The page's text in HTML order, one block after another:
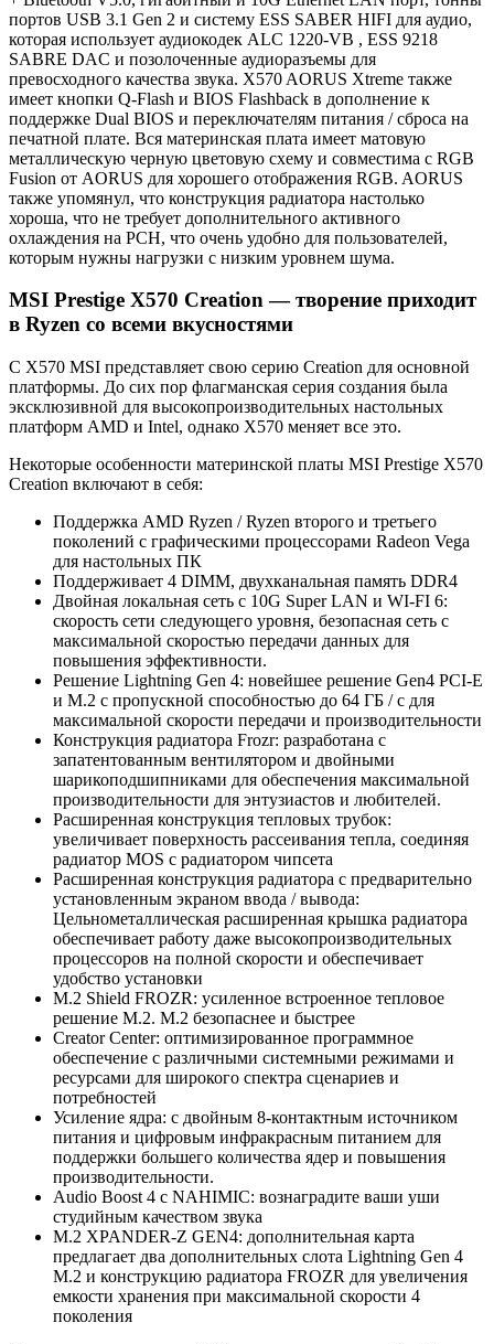
портов USB 3.1 Gen 2 и систему ESS SABER HIFI для аудио,
которая использует аудиокодек ALC 1220-VB , ESS 9218
SABRE DAC и позолоченные аудиоразъемы для
превосходного качества звука. X570 AORUS Xtreme также
имеет кнопки Q-Flash и BIOS Flashback в дополнение к
поддержке Dual BIOS и переключателям питания / сброса на
печатной плате. Вся материнская плата имеет матовую
металлическую черную цветовую схему и совместима с RGB
Fusion от AORUS для хорошего отображения RGB. AORUS
также упомянул, что конструкция радиатора настолько
хороша, что не требует дополнительного активного
охлаждения на PCH, что очень удобно для пользователей,
которым нужны нагрузки с низким уровнем шума.
MSI Prestige X570 Creation — творение приходит
в Ryzen со всеми вкусностями
С X570 MSI представляет свою серию Creation для основной
платформы. До сих пор флагманская серия создания была
эксклюзивной для высокопроизводительных настольных
платформ AMD и Intel, однако X570 меняет все это.
Некоторые особенности материнской платы MSI Prestige X570
Creation включают в себя:
Поддержка AMD Ryzen / Ryzen второго и третьего
поколений с графическими процессорами Radeon Vega
для настольных ПК
Поддерживает 4 DIMM, двухканальная память DDR4
Двойная локальная сеть с 10G Super LAN и WI-FI 6:
скорость сети следующего уровня, безопасная сеть с
максимальной скоростью передачи данных для
повышения эффективности.
Решение Lightning Gen 4: новейшее решение Gen4 PCI-E
и M.2 с пропускной способностью до 64 ГБ / с для
максимальной скорости передачи и производительности
Конструкция радиатора Frozr: разработана с
запатентованным вентилятором и двойными
шарикоподшипниками для обеспечения максимальной
производительности для энтузиастов и любителей.
Расширенная конструкция тепловых трубок:
увеличивает поверхность рассеивания тепла, соединяя
радиатор MOS с радиатором чипсета
Расширенная конструкция радиатора с предварительно
установленным экраном ввода / вывода:
Цельнометаллическая расширенная крышка радиатора
обеспечивает работу даже высокопроизводительных
процессоров на полной скорости и обеспечивает
удобство установки
M.2 Shield FROZR: усиленное встроенное тепловое
решение M.2. М.2 безопаснее и быстрее
Creator Center: оптимизированное программное
обеспечение с различными системными режимами и
ресурсами для широкого спектра сценариев и
потребностей
Усиление ядра: с двойным 8-контактным источником
питания и цифровым инфракрасным питанием для
поддержки большего количества ядер и повышения
производительности.
Audio Boost 4 с NAHIMIC: вознаградите ваши уши
студийным качеством звука
M.2 XPANDER-Z GEN4: дополнительная карта
предлагает два дополнительных слота Lightning Gen 4
M.2 и конструкцию радиатора FROZR для увеличения
емкости хранения при максимальной скорости 4
поколения